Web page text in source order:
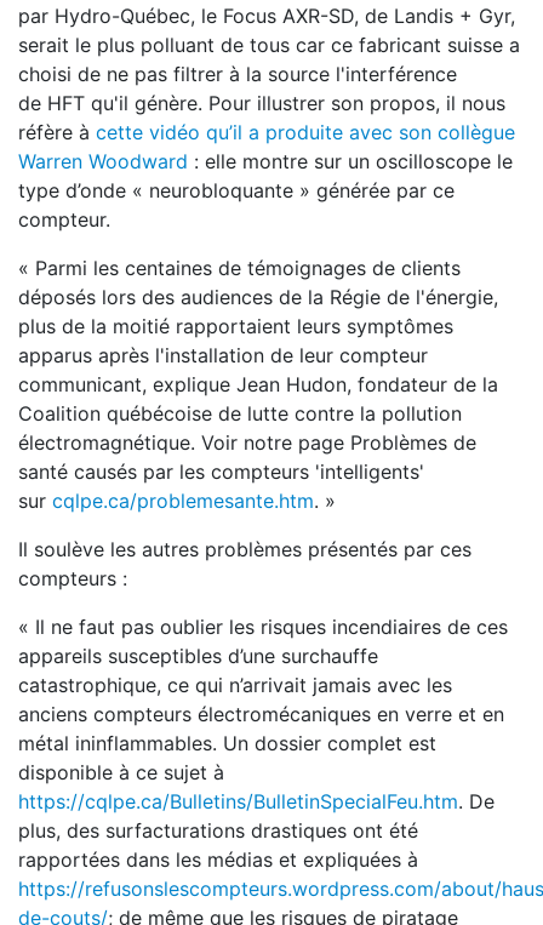
par Hydro-Québec, le Focus AXR-SD, de Landis + Gyr,
serait le plus polluant de tous car ce fabricant suisse a
choisi de ne pas filtrer à la source l'interférence
de HFT qu'il génère. Pour illustrer son propos, il nous
réfère à cette vidéo qu’il a produite avec son collègue
Warren Woodward : elle montre sur un oscilloscope le
type d’onde « neurobloquante » générée par ce
compteur.
« Parmi les centaines de témoignages de clients
déposés lors des audiences de la Régie de l'énergie,
plus de la moitié rapportaient leurs symptômes
apparus après l'installation de leur compteur
communicant, explique Jean Hudon, fondateur de la
Coalition québécoise de lutte contre la pollution
électromagnétique. Voir notre page Problèmes de
santé causés par les compteurs 'intelligents'
sur cqlpe.ca/problemesante.htm. »
Il soulève les autres problèmes présentés par ces
compteurs :
« Il ne faut pas oublier les risques incendiaires de ces
appareils susceptibles d’une surchauffe
catastrophique, ce qui n’arrivait jamais avec les
anciens compteurs électromécaniques en verre et en
métal ininflammables. Un dossier complet est
disponible à ce sujet à
https://cqlpe.ca/Bulletins/BulletinSpecialFeu.htm. De
plus, des surfacturations drastiques ont été
rapportées dans les médias et expliquées à
https://refusonslescompteurs.wordpress.com/about/
de-couts/; de même que les risques de piratage